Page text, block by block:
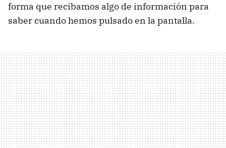
forma que recibamos algo de información para
saber cuando hemos pulsado en la pantalla.